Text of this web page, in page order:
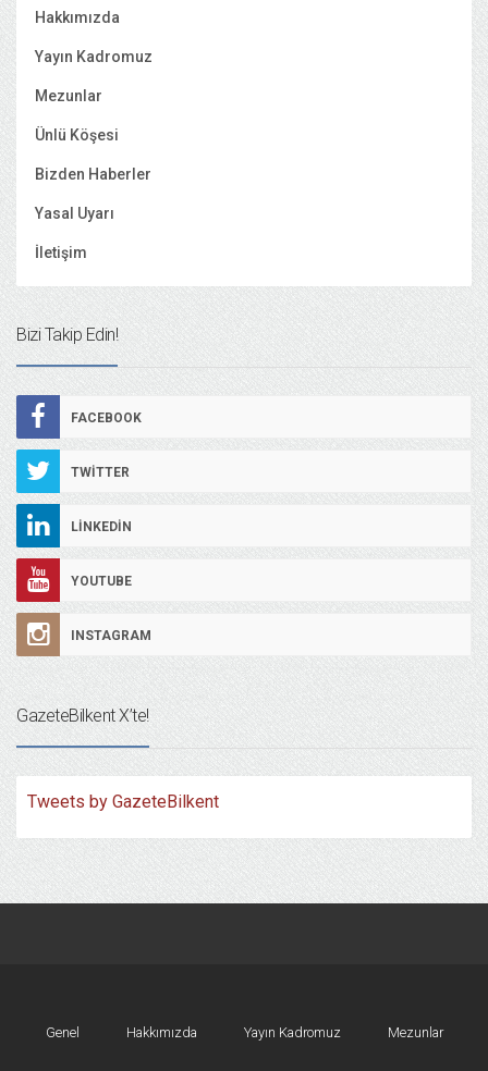
Hakkımızda
Yayın Kadromuz
Mezunlar
Ünlü Köşesi
Bizden Haberler
Yasal Uyarı
İletişim
Bizi Takip Edin!
FACEBOOK
TWITTER
LINKEDIN
YOUTUBE
INSTAGRAM
GazeteBilkent X’te!
Tweets by GazeteBilkent
Genel Hakkımızda Yayın Kadromuz Mezunlar